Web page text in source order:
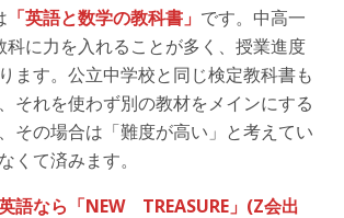
「英語と数学の教科書」 です。中高一
科に力を入れることが多く、授業進度
ます。公立中学校と同じ検定教科書も
それを使わず別の教材をメインにする
その場合は「難度が高い」と考えてい
くて済みます。
語なら「NEW TREASURE」(Z会出